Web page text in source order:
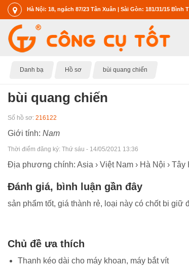
Hà Nội: 18, ngách 87/23 Tân Xuân | Sài Gòn: 181/31/15 Bình
Danh bạ Hồ sơ bùi quang chiến
bùi quang chiến
Số hồ sơ: 216122
Giới tính: Nam
Thời điểm đăng ký: Thứ sáu - 14/05/2021 13:36
Địa phương chính: Asia › Việt Nam › Hà Nội › Tây
Đánh giá, bình luận gần đây
sản phẩm tốt, giá thành rẻ, loại này có chốt bi
Chủ đề ưa thích
Thanh kéo dài cho máy khoan, máy bắt vít